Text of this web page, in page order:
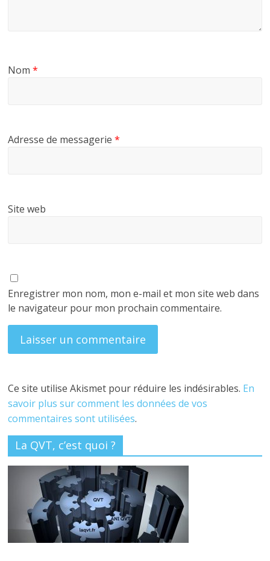
Nom*
Adresse de messagerie*
Site web
Enregistrer mon nom, mon e-mail et mon site web dans
le navigateur pour mon prochain commentaire.
Ce site utilise Akismet pour réduire les indésirables. En
savoir plus sur comment les données de vos
commentaires sont utilisées.
La QVT, c’est quoi ?